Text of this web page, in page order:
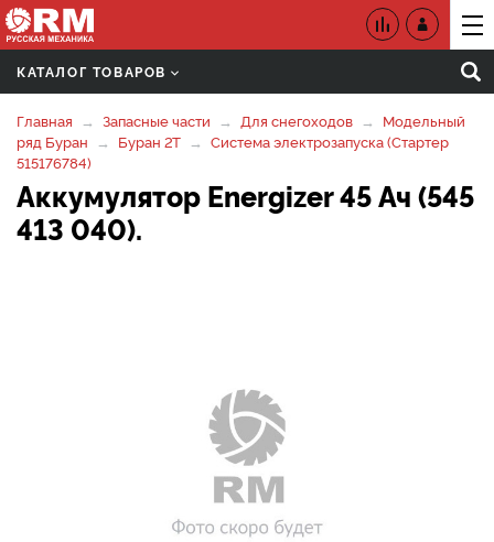
КАТАЛОГ ТОВАРОВ
Главная Запасные части Для снегоходов
Модельный
ряд Буран
Буран 2Т
Система электрозапуска (Стартер
515176784)
Аккумулятор Energizer 45 Ач (545
413 040).